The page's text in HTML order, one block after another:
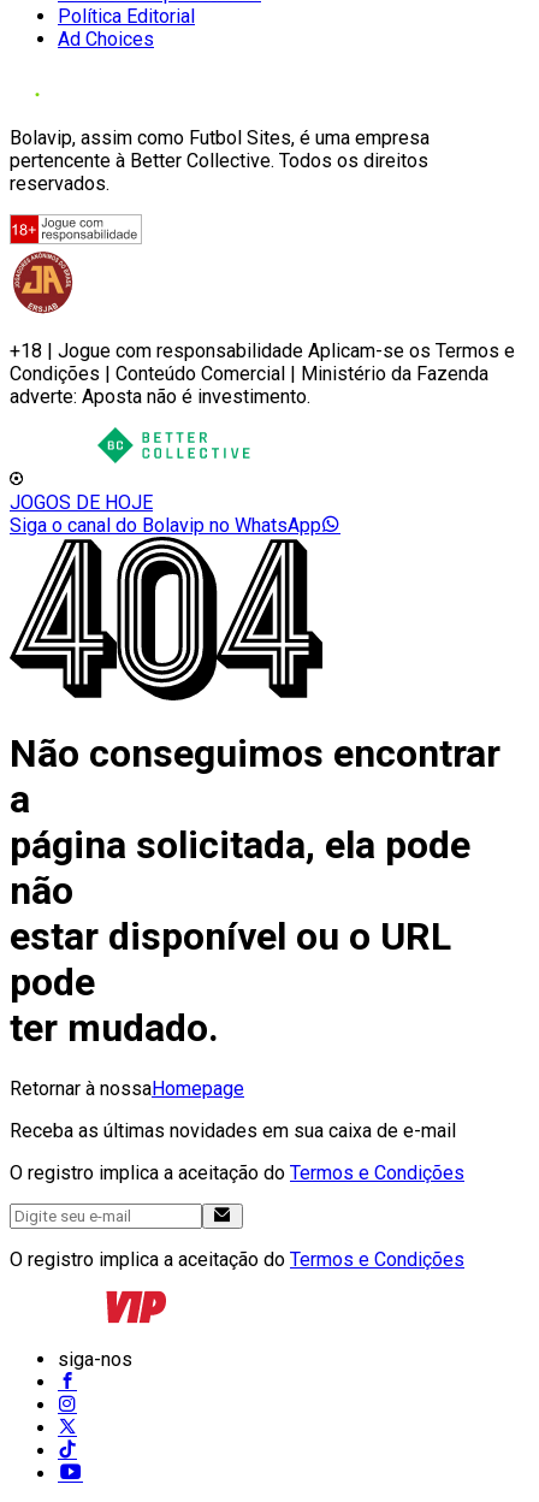
Política Editorial
Ad Choices
Bolavip, assim como Futbol Sites, é uma empresa
pertencente à Better Collective. Todos os direitos
reservados.
+18 | Jogue com responsabilidade Aplicam-se os Termos e
Condições | Conteúdo Comercial | Ministério da Fazenda
adverte: Aposta não é investimento.
JOGOS DE HOJE
Siga o canal do Bolavip no WhatsApp
Não conseguimos encontrar
a
página solicitada, ela pode
não
estar disponível ou o URL
pode
ter mudado.
Retornar à nossaHomepage
Receba as últimas novidades em sua caixa de e-mail
O registro implica a aceitação do Termos e Condições
O registro implica a aceitação do Termos e Condições
siga-nos